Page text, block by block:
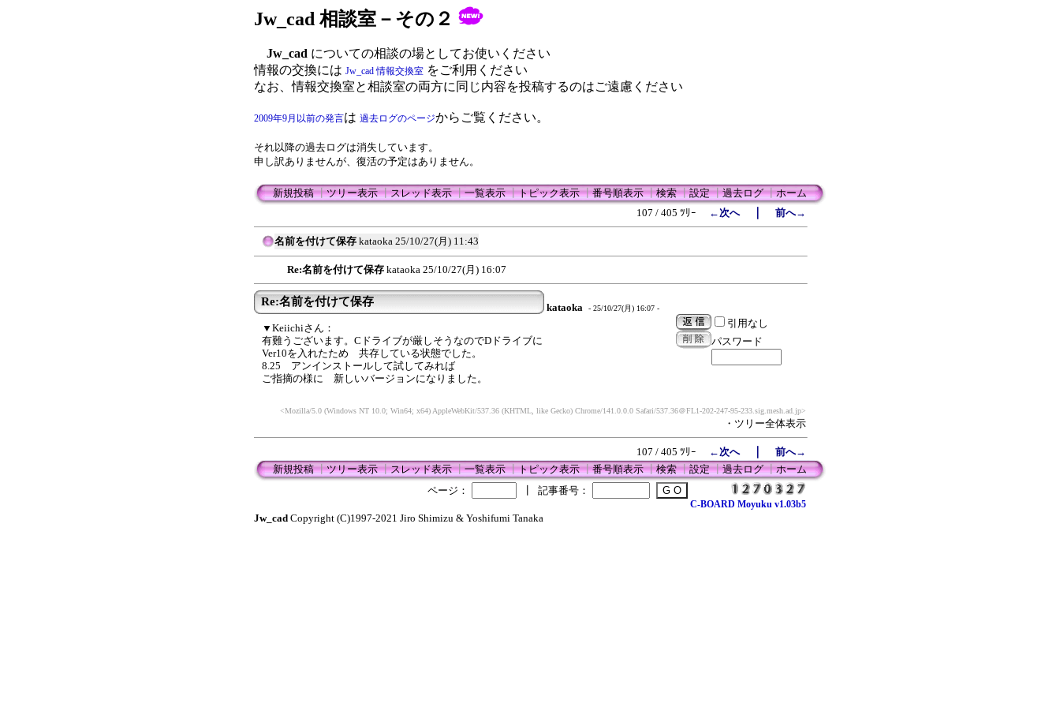
Jw_cad 相談室－その２
Jw_cad についての相談の場としてお使いください
情報の交換には Jw_cad 情報交換室 をご利用ください
なお、情報交換室と相談室の両方に同じ内容を投稿するのはご遠慮ください
2009年9月以前の発言は 過去ログのページからご覧ください。
それ以降の過去ログは消失しています。
申し訳ありませんが、復活の予定はありません。
新規投稿┃ツリー表示┃スレッド表示┃一覧表示┃トピック表示┃番号順表示┃検索┃設定┃過去ログ┃ホーム
107 / 405 ﾂﾘｰ
←次へ｜ 前へ→
名前を付けて保存 kataoka 25/10/27(月) 11:43
Re:名前を付けて保存 kataoka 25/10/27(月) 16:07
Re:名前を付けて保存 kataoka - 25/10/27(月) 16:07 -
▼Keiichiさん：
有難うございます。Cドライブが厳しそうなのでDドライブに
Ver10を入れたため 共存している状態でした。
8.25 アンインストールして試してみれば
ご指摘の様に 新しいバージョンになりました。
引用なし
パスワード
<Mozilla/5.0 (Windows NT 10.0; Win64; x64) AppleWebKit/537.36 (KHTML, like Gecko) Chrome/141.0.0.0 Safari/537.36＠FL1-202-247-95-233.sig.mesh.ad.jp>
・ツリー全体表示
107 / 405 ﾂﾘｰ ←次へ｜ 前へ→
新規投稿┃ツリー表示┃スレッド表示┃一覧表示┃トピック表示┃番号順表示┃検索┃設定┃過去ログ┃ホーム
ページ：
記事番号：
C-BOARD Moyuku v1.03b5
Jw_cad Copyright (C)1997-2021 Jiro Shimizu & Yoshifumi Tanaka